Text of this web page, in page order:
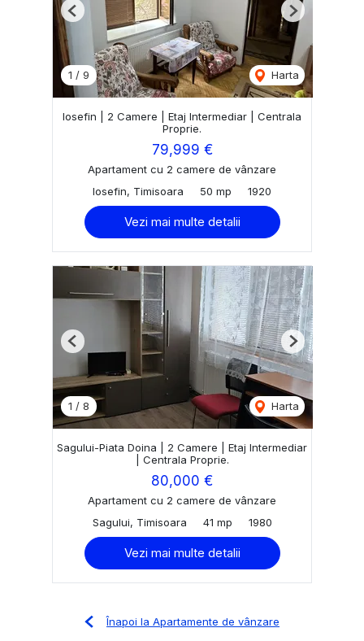
1 / 9 Harta
Previous Next
Iosefin | 2 Camere | Etaj Intermediar | Centrala
Proprie.
79,999 €
Apartament cu 2 camere de vânzare
Iosefin, Timisoara
50 mp 1920
Vezi mai multe detalii
1 / 8 Harta
Previous Next
Sagului-Piata Doina | 2 Camere | Etaj Intermediar
| Centrala Proprie.
80,000 €
Apartament cu 2 camere de vânzare
Sagului, Timisoara
41 mp 1980
Vezi mai multe detalii
Înapoi la Apartamente de vânzare